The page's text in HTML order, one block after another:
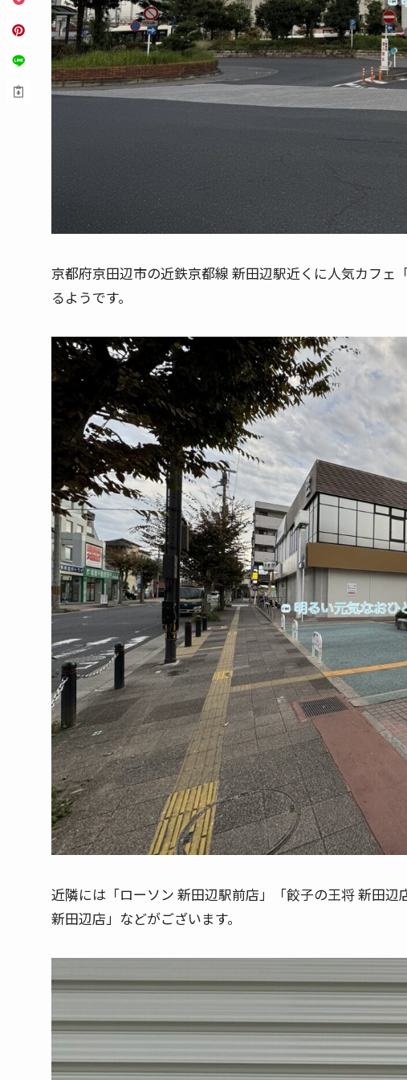
京都府京田辺市の近鉄京都線 新田辺駅近くに人気カフェ
るようです。
近隣には「ローソン 新田辺駅前店」「餃子の王将 新田
新田辺店」などがございます。